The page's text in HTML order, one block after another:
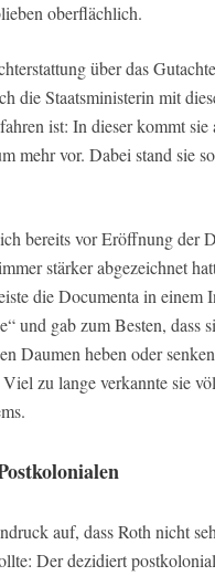
oberflächlich.
über das
die Staatsministerin mit
ist: In dieser kommt sie
mehr vor. Dabei stand sie
bereits vor Eröffnung der
stärker abgezeichnet
die Documenta in einem
und gab zum Besten, dass
Daumen heben oder
zu lange verkannte sie
auf, dass Roth nicht
Der dezidiert